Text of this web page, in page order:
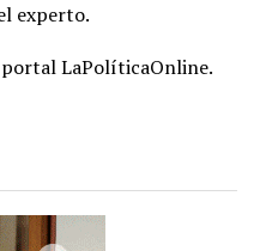
experto.
LaPolíticaOnline.